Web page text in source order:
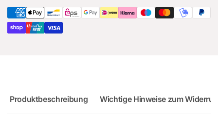
RS3
8Y
für
Audi
RS3
8Y
Produktbeschreibung Wichtige Hinweise zum